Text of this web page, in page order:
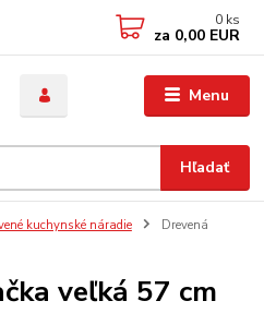
Menu
Hľadať
0 ks
za 0,00 EUR
kuchynské náradie
Drevená
veľká 57 cm